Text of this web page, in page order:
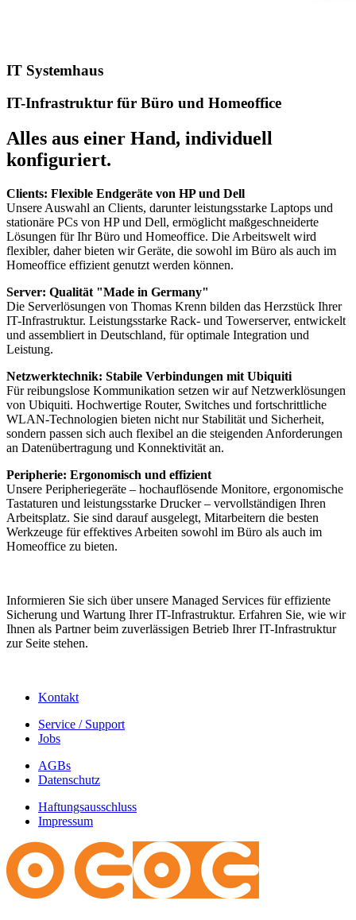
IT Systemhaus
IT-Infrastruktur für Büro und Homeoffice
Alles aus einer Hand, individuell
konfiguriert.
Clients: Flexible Endgeräte von HP und Dell
Unsere Auswahl an Clients, darunter leistungsstarke Laptops und
stationäre PCs von HP und Dell, ermöglicht maßgeschneiderte
Lösungen für Ihr Büro und Homeoffice. Die Arbeitswelt wird
flexibler, daher bieten wir Geräte, die sowohl im Büro als auch im
Homeoffice effizient genutzt werden können.
Server: Qualität "Made in Germany"
Die Serverlösungen von Thomas Krenn bilden das Herzstück Ihrer
IT-Infrastruktur. Leistungsstarke Rack- und Towerserver, entwickelt
und assembliert in Deutschland, für optimale Integration und
Leistung.
Netzwerktechnik: Stabile Verbindungen mit Ubiquiti
Für reibungslose Kommunikation setzen wir auf Netzwerklösungen
von Ubiquiti. Hochwertige Router, Switches und fortschrittliche
WLAN-Technologien bieten nicht nur Stabilität und Sicherheit,
sondern passen sich auch flexibel an die steigenden Anforderungen
an Datenübertragung und Konnektivität an.
Peripherie: Ergonomisch und effizient
Unsere Peripheriegeräte – hochauflösende Monitore, ergonomische
Tastaturen und leistungsstarke Drucker – vervollständigen Ihren
Arbeitsplatz. Sie sind darauf ausgelegt, Mitarbeitern die besten
Werkzeuge für effektives Arbeiten sowohl im Büro als auch im
Homeoffice zu bieten.
Informieren Sie sich über unsere Managed Services für effiziente
Sicherung und Wartung Ihrer IT-Infrastruktur. Erfahren Sie, wie wir
Ihnen als Partner beim zuverlässigen Betrieb Ihrer IT-Infrastruktur
zur Seite stehen.
Kontakt
Service / Support
Jobs
AGBs
Datenschutz
Haftungsausschluss
Impressum